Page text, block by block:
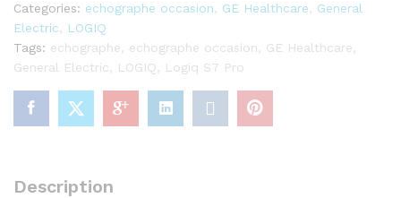
Categories: echographe occasion GE Healthcare
General
Electric
LOGIQ
Tags: echographe echographe occasion GE Healthcare
General Electric
LOGIQ Logiq S7 Pro
Description